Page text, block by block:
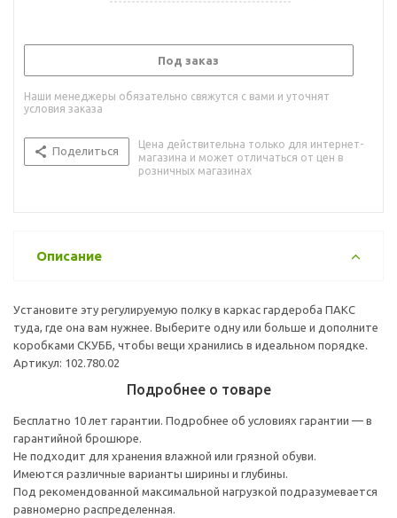
Под заказ
Наши менеджеры обязательно свяжутся с вами и уточнят
условия заказа
Поделиться
Цена действительна только для интернет-
магазина и может отличаться от цен в
розничных магазинах
Описание
Установите эту регулируемую полку в каркас гардероба ПАКС
туда, где она вам нужнее. Выберите одну или больше и дополните
коробками СКУББ, чтобы вещи хранились в идеальном порядке.
Артикул: 102.780.02
Подробнее о товаре
Бесплатно 10 лет гарантии. Подробнее об условиях гарантии — в
гарантийной брошюре.
Не подходит для хранения влажной или грязной обуви.
Имеются различные варианты ширины и глубины.
Под рекомендованной максимальной нагрузкой подразумевается
равномерно распределенная.